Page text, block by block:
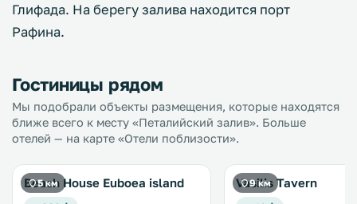
Глифада. На берегу залива находится порт
Рафина.
Гостиницы рядом
Мы подобрали объекты размещения, которые находятся
ближе всего к месту «Петалийский залив». Больше
отелей — на карте «Отели поблизости».
5 км
Beach House Euboea island 9 км
Vasilis Tavern